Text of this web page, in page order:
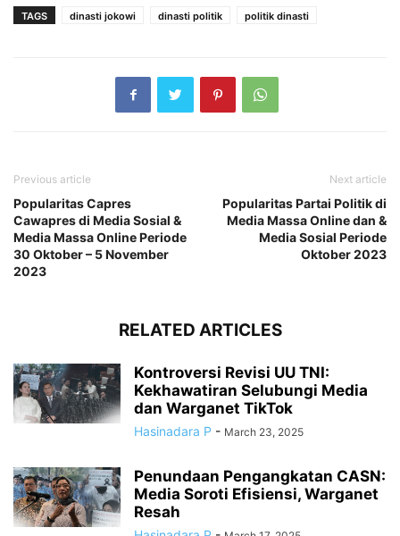
TAGS dinasti jokowi dinasti politik politik dinasti
Previous article
Popularitas Capres
Cawapres di Media Sosial &
Media Massa Online Periode
30 Oktober – 5 November
2023
Next article
Popularitas Partai Politik di
Media Massa Online dan &
Media Sosial Periode
Oktober 2023
RELATED ARTICLES
Kontroversi Revisi UU TNI:
Kekhawatiran Selubungi Media
dan Warganet TikTok
Hasinadara P - March 23, 2025
Penundaan Pengangkatan CASN:
Media Soroti Efisiensi, Warganet
Resah